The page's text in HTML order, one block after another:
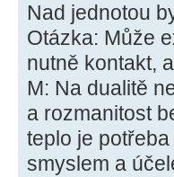
Nad jednotou
Otázka: Může
nutně kontakt,
M: Na dualitě
a rozmanitost
teplo je
smyslem a